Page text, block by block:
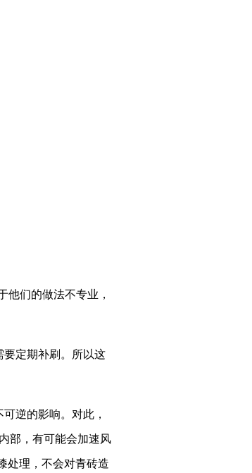
他们的做法不专业，
要定期补刷。所以这
逆的影响。对此，
部，有可能会加速风
处理，不会对青砖造